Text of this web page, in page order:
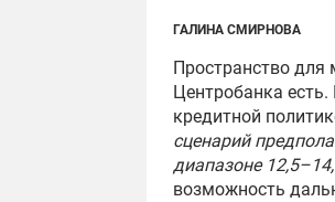
ГАЛИНА СМИРНОВА
Пространство для
Центробанка
кредитной
сценарий
диапазоне
возможность